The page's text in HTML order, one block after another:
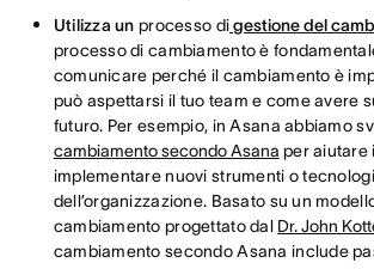
Utilizza unprocesso digestione del
processo di cambiamento è
comunicare perché il cambiamento è
può aspettarsi il tuo team e come avere
futuro. Per esempio, in Asana abbiamo
cambiamento secondo Asana per aiutare
implementare nuovi strumenti o
dell’organizzazione. Basato su un
cambiamento progettato dal Dr. John
cambiamento secondo Asana include